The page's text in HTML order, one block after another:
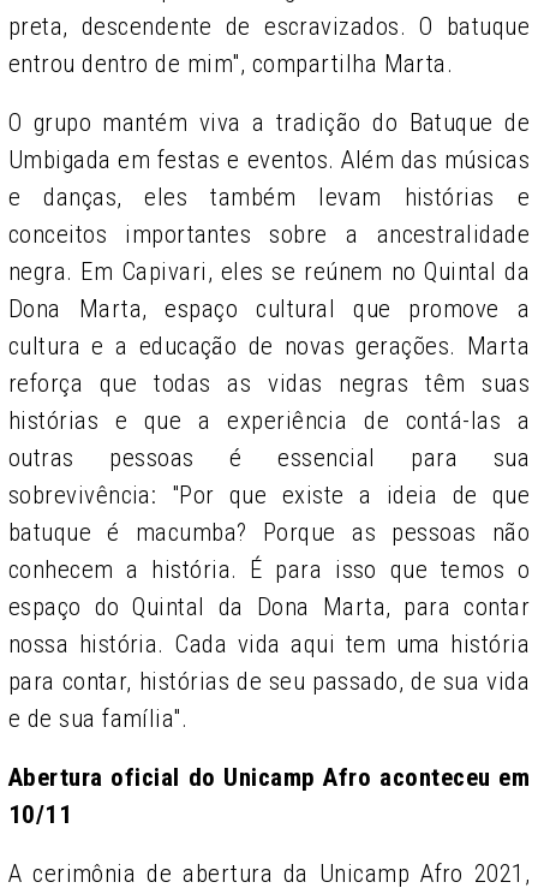
preta, descendente de escravizados. O batuque
entrou dentro de mim", compartilha Marta.
O grupo mantém viva a tradição do Batuque de
Umbigada em festas e eventos. Além das músicas
e danças, eles também levam histórias e
conceitos importantes sobre a ancestralidade
negra. Em Capivari, eles se reúnem no Quintal da
Dona Marta, espaço cultural que promove a
cultura e a educação de novas gerações. Marta
reforça que todas as vidas negras têm suas
histórias e que a experiência de contá-las a
outras pessoas é essencial para sua
sobrevivência: "Por que existe a ideia de que
batuque é macumba? Porque as pessoas não
conhecem a história. É para isso que temos o
espaço do Quintal da Dona Marta, para contar
nossa história. Cada vida aqui tem uma história
para contar, histórias de seu passado, de sua vida
e de sua família".
Abertura oficial do Unicamp Afro aconteceu em
10/11
A cerimônia de abertura da Unicamp Afro 2021,